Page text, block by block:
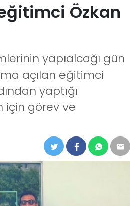
Özkan
yapıalcağı gün
açılan eğitimci
yaptığı
için görev ve